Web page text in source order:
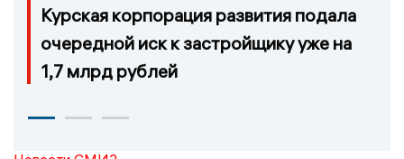
Курская корпорация развития подала
очередной иск к застройщику уже на
1,7 млрд рублей